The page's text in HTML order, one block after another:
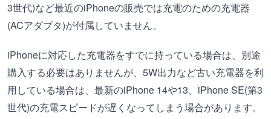
3世代)など最近のiPhoneの販売では充電のための充電器
(ACアダプタ)が付属していません。
iPhoneに対応した充電器をすでに持っている場合は、別途
購入する必要はありませんが、5W出力など古い充電器を利
用している場合は、最新のiPhone 14や13、iPhone SE(第3
世代)の充電スピードが遅くなってしまう場合があります。